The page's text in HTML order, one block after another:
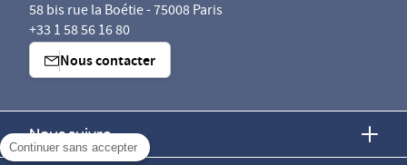
Continuer sans accepter
58 bis rue la Boétie - 75008 Paris
+33 1 58 56 16 80
Nous contacter
Nous suivre